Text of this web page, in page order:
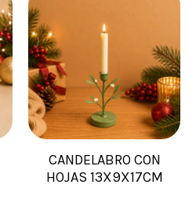
CANDELABRO CON
HOJAS 13X9X17CM